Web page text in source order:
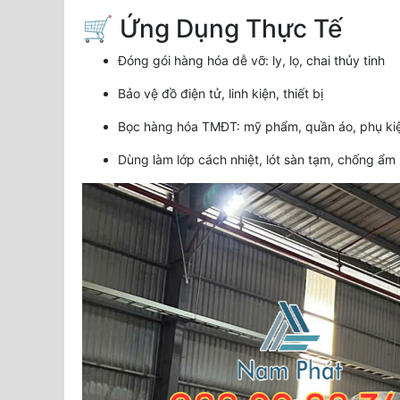
🛒 Ứng Dụng Thực Tế
Đóng gói hàng hóa dễ vỡ: ly, lọ, chai thủy tinh
Bảo vệ đồ điện tử, linh kiện, thiết bị
Bọc hàng hóa TMĐT: mỹ phẩm, quần áo, phụ
Dùng làm lớp cách nhiệt, lót sàn tạm, chống ẩm